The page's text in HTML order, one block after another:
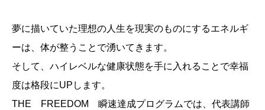
夢に描いていた理想の人生を現実のものにするエネルギ
ーは、体が整うことで湧いてきます。
そして、ハイレベルな健康状態を手に入れることで幸福
度は格段にUPします。
THE FREEDOM 瞬速達成プログラムでは、代表講師